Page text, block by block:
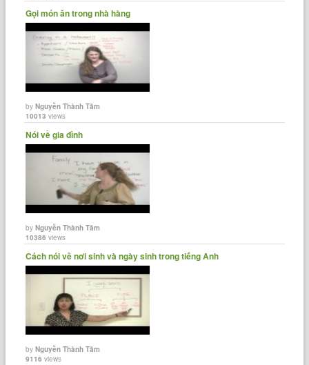
Gọi món ăn trong nhà hàng
byNguyễn Thành Tâm
10013 views
Nói về gia đình
byNguyễn Thành Tâm
10386 views
Cách nói về nơi sinh và ngày sinh trong tiếng Anh
byNguyễn Thành Tâm
9116 views